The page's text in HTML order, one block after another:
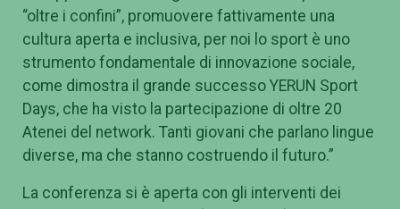
promuovere la circolazione dei nostri giovani,
rafforzando gli scambi Erasmus e potenziando lo
sviluppo di double degree. Ma non solo: per andare
“oltre i confini”, promuovere fattivamente una
cultura aperta e inclusiva, per noi lo sport è uno
strumento fondamentale di innovazione sociale,
come dimostra il grande successo YERUN Sport
Atenei del network. Tanti giovani che parlano lingue